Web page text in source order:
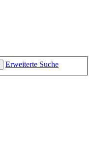
Erweiterte Suche